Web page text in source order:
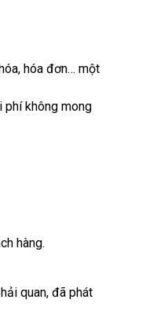
hóa đơn… một
phí không mong
hàng.
quan, đã phát